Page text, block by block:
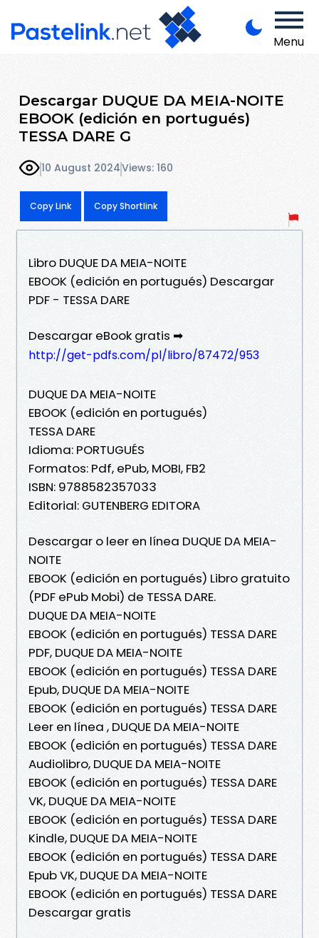
Menu
Descargar DUQUE DA MEIA-NOITE
EBOOK (edición en portugués)
TESSA DARE G
10 August 2024Views: 160
Copy Link Copy Shortlink
Libro DUQUE DA MEIA-NOITE
EBOOK (edición en portugués) Descargar
PDF - TESSA DARE
Descargar eBook gratis ➡
http://get-pdfs.com/pl/libro/87472/953
DUQUE DA MEIA-NOITE
EBOOK (edición en portugués)
TESSA DARE
Idioma: PORTUGUÉS
Formatos: Pdf, ePub, MOBI, FB2
ISBN: 9788582357033
Editorial: GUTENBERG EDITORA
Descargar o leer en línea DUQUE DA MEIA-
NOITE
EBOOK (edición en portugués) Libro gratuito
(PDF ePub Mobi) de TESSA DARE.
DUQUE DA MEIA-NOITE
EBOOK (edición en portugués) TESSA DARE
PDF, DUQUE DA MEIA-NOITE
EBOOK (edición en portugués) TESSA DARE
Epub, DUQUE DA MEIA-NOITE
EBOOK (edición en portugués) TESSA DARE
Leer en línea , DUQUE DA MEIA-NOITE
EBOOK (edición en portugués) TESSA DARE
Audiolibro, DUQUE DA MEIA-NOITE
EBOOK (edición en portugués) TESSA DARE
VK, DUQUE DA MEIA-NOITE
EBOOK (edición en portugués) TESSA DARE
Kindle, DUQUE DA MEIA-NOITE
EBOOK (edición en portugués) TESSA DARE
Epub VK, DUQUE DA MEIA-NOITE
EBOOK (edición en portugués) TESSA DARE
Descargar gratis